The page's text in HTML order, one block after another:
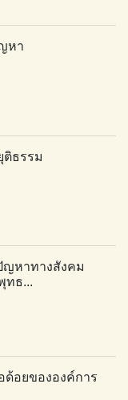
หา
ธรรม
ญหาทางสังคม
ทธ...
ด้อยขององค์การ